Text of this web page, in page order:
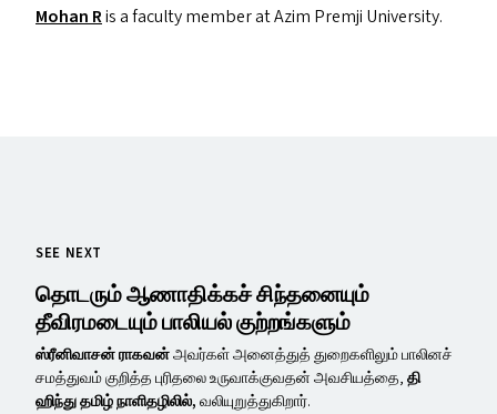
Mohan Ris a faculty member at Azim Premji University.
SEE NEXT
தொடரும் ஆணாதிக்கச் சிந்தனையும்
தீவிரமடையும் பாலியல் குற்றங்களும்
ஸ்ரீனிவாசன் ராகவன்அவர்கள் அனைத்துத் துறைகளிலும் பாலினச்
சமத்துவம் குறித்த புரிதலை உருவாக்குவதன் அவசியத்தை, தி
ஹிந்து தமிழ் நாளிதழிலில், வலியுறுத்துகிறார்.